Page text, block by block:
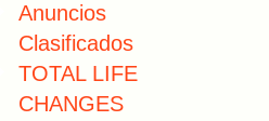
Anuncios
Clasificados
TOTAL LIFE
CHANGES